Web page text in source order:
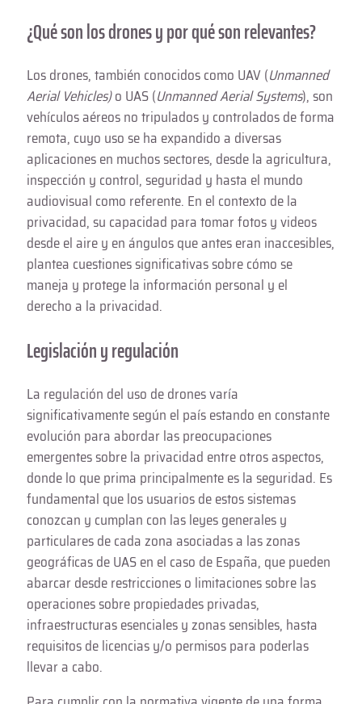
¿Qué son los drones y por qué son relevantes?
Los drones, también conocidos como UAV (Unmanned
Aerial Vehicles)o UAS (Unmanned Aerial Systems), son
vehículos aéreos no tripulados y controlados de forma
remota, cuyo uso se ha expandido a diversas
aplicaciones en muchos sectores, desde la agricultura,
inspección y control, seguridad y hasta el mundo
audiovisual como referente. En el contexto de la
privacidad, su capacidad para tomar fotos y videos
desde el aire y en ángulos que antes eran inaccesibles,
plantea cuestiones significativas sobre cómo se
maneja y protege la información personal y el
derecho a la privacidad.
Legislación y regulación
La regulación del uso de drones varía
significativamente según el país estando en constante
evolución para abordar las preocupaciones
emergentes sobre la privacidad entre otros aspectos,
donde lo que prima principalmente es la seguridad. Es
fundamental que los usuarios de estos sistemas
conozcan y cumplan con las leyes generales y
particulares de cada zona asociadas a las zonas
geográficas de UAS en el caso de España, que pueden
abarcar desde restricciones o limitaciones sobre las
operaciones sobre propiedades privadas,
infraestructuras esenciales y zonas sensibles, hasta
requisitos de licencias y/o permisos para poderlas
llevar a cabo.